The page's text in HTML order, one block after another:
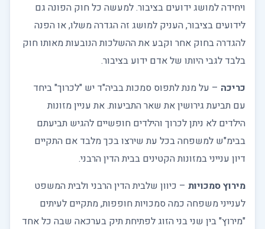
ויחידה למושג ידועים בציבור. למעשה כל חוק הפונה גם
לידועים בציבור, העניק למושג זה הגדרה משלו, או הפנה
להגדרה בחוק אחר וקבע את ההשלכות הנובעות מאותו חוק
בלבד לגבי היותו של אדם ידוע בציבור.
כריכה – על מנת לתפוס סמכות בביה"ד יש "לכרוך" ביחד
עם תביעת גירושין את שאר התביעות. את עניין מזונות
הילדים לא ניתן לכרוך והילדים חופשיים להגיש תביעתם
בבימ"ש למשפחה בכל עת שירצו בכך מלבד אם התקיים
דיון ענייני במזונות הקטינים בבית הדין הרבני.
מירוץ סמכויות – כיוון שלבית הדין הרבני ולבית המשפט
לענייני משפחה כמה סמכויות חופפות, מתקיים לעיתים
"מירוץ" בין שני בני הזוג לפתיחת תיק בערכאה שבה כל אחד